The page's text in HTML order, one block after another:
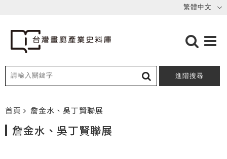
進階搜尋
首頁 詹金水、吳丁賢聯展
詹金水、吳丁賢聯展